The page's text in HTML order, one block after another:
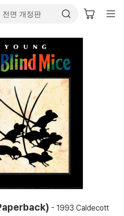
- 1993 Caldecott